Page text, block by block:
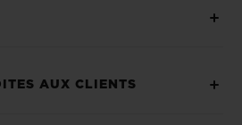
AUX CLIENTS